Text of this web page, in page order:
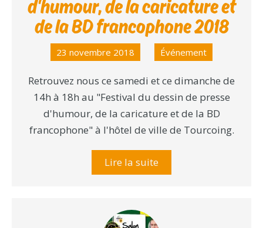
d'humour, de la caricature et
de la BD francophone 2018
23 novembre 2018 Événement
Retrouvez nous ce samedi et ce dimanche de
14h à 18h au "Festival du dessin de presse
d'humour, de la caricature et de la BD
francophone" à l'hôtel de ville de Tourcoing.
Lire la suite